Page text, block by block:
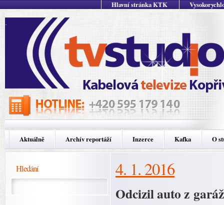
Hlavní stránka KTK
Aktuálně Archív reportáží Inzerce Kafka O
Hledání 4. 1. 2016
Odcizil auto z